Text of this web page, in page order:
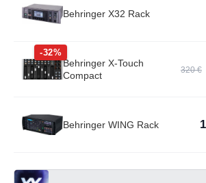
Behringer X32 Rack
-32%
Behringer X-Touch
Compact
320 €
Behringer WING Rack